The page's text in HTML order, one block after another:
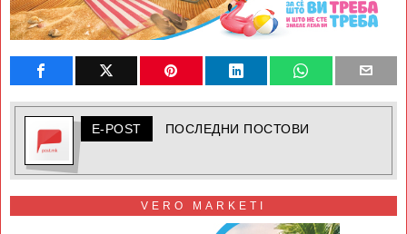
E-POST ПОСЛЕДНИ ПОСТОВИ
VERO MARKETI